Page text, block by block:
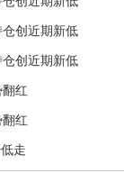
创近期新低
创近期新低
红
红
走